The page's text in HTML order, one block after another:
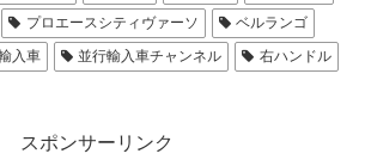
プロエースシティヴァーソ
ベルランゴ
入車 並行輸入車チャンネル
右ハンドル
スポンサーリンク